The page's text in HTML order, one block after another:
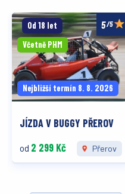
Od 18 let
Včetně PHM
/5
Nejbližší termín 8. 8. 2026
JÍZDA V BUGGY PŘEROV
od 2 299 Kč Přerov